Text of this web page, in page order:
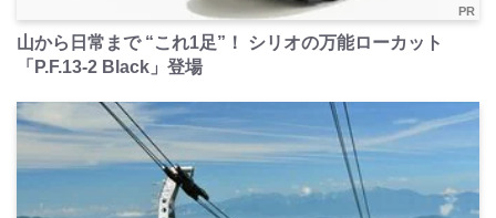
PR
山から日常まで “これ1足”！ シリオの万能ローカット
「P.F.13-2 Black」登場